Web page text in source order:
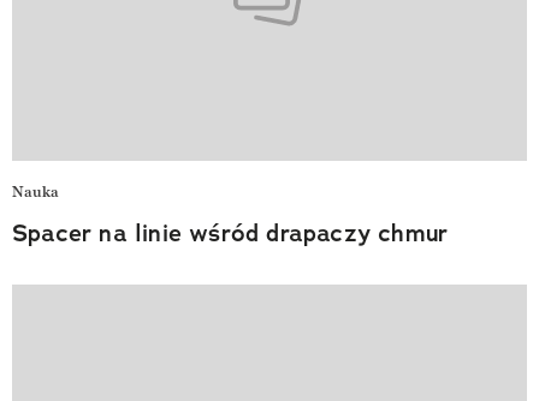
Nauka
Spacer na linie wśród drapaczy chmur